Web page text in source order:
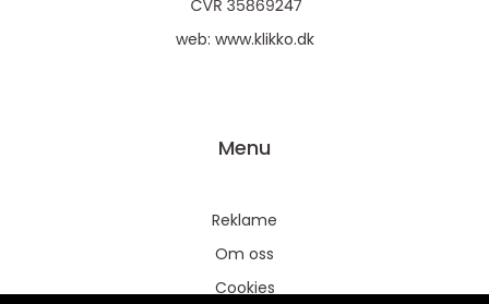
web: www.klikko.dk
Menu
Reklame
Om oss
Cookies